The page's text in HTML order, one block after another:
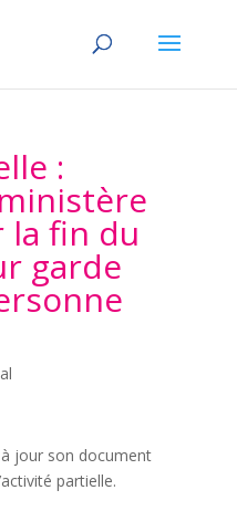
:
la fin du
garde
jour son document
partielle.